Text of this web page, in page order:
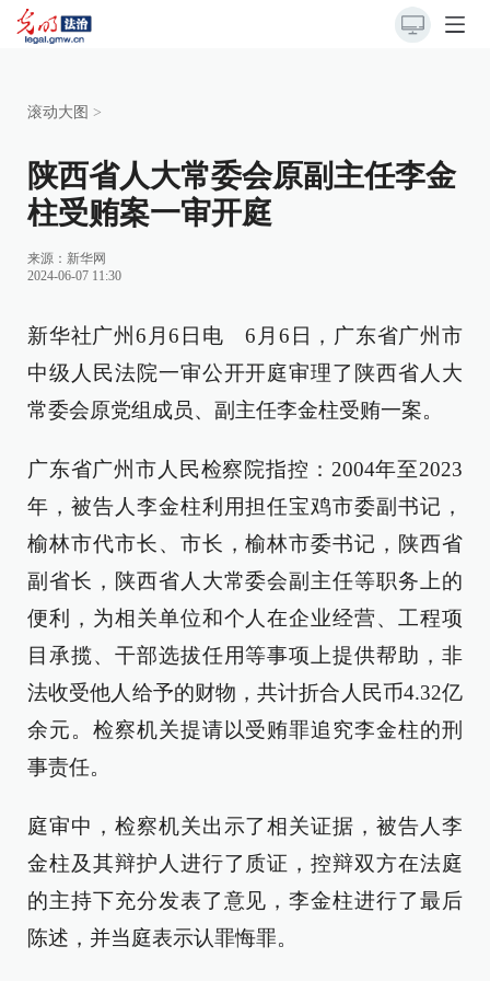
滚动大图 >
陕西省人大常委会原副主任李金
柱受贿案一审开庭
来源： 新华网
2024-06-07 11:30
新华社广州6月6日电 6月6日，广东省广州市
中级人民法院一审公开开庭审理了陕西省人大
常委会原党组成员、副主任李金柱受贿一案。
广东省广州市人民检察院指控：2004年至2023
年，被告人李金柱利用担任宝鸡市委副书记，
榆林市代市长、市长，榆林市委书记，陕西省
副省长，陕西省人大常委会副主任等职务上的
便利，为相关单位和个人在企业经营、工程项
目承揽、干部选拔任用等事项上提供帮助，非
法收受他人给予的财物，共计折合人民币4.32亿
余元。检察机关提请以受贿罪追究李金柱的刑
事责任。
庭审中，检察机关出示了相关证据，被告人李
金柱及其辩护人进行了质证，控辩双方在法庭
的主持下充分发表了意见，李金柱进行了最后
陈述，并当庭表示认罪悔罪。